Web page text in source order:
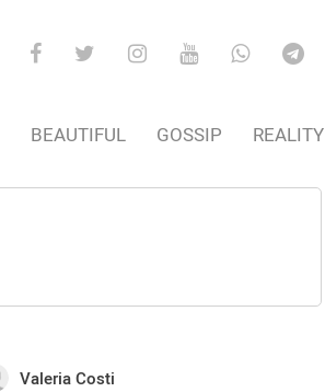
BEAUTIFUL GOSSIP REALITY
Valeria Costi